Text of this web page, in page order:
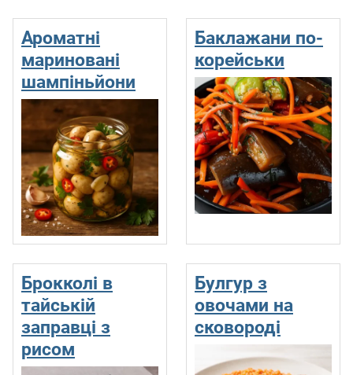
Ароматні
мариновані
шампіньйони
Баклажани по-
корейськи
Брокколі в
тайській
заправці з
рисом
Булгур з
овочами на
сковороді